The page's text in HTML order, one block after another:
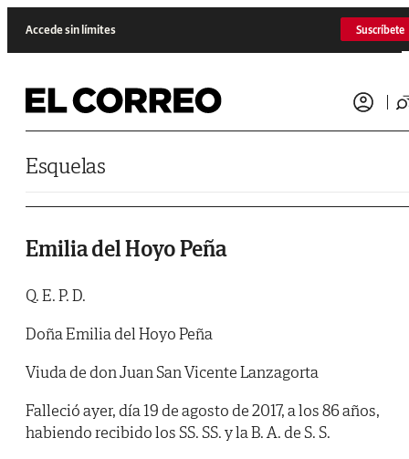
Accede sin límites Suscríbete
Esquelas
Emilia del Hoyo Peña
Q. E. P. D.
Doña Emilia del Hoyo Peña
Viuda de don Juan San Vicente Lanzagorta
Falleció ayer, día 19 de agosto de 2017, a los 86 años,
habiendo recibido los SS. SS. y la B. A. de S. S.